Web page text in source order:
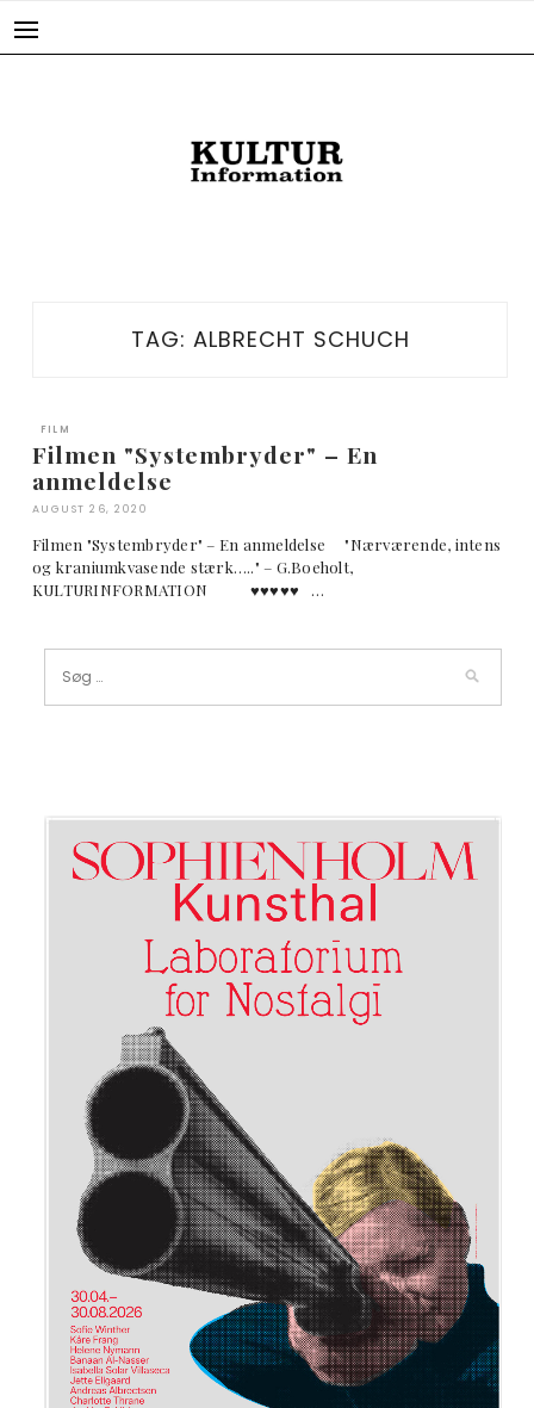
TAG: ALBRECHT SCHUCH
FILM
Filmen "Systembryder" – En
anmeldelse
AUGUST 26, 2020
Filmen "Systembryder" – En anmeldelse "Nærværende, intens
og kraniumkvasende stærk….." – G.Boeholt,
KULTURINFORMATION ♥︎♥︎♥︎♥︎♥︎ …